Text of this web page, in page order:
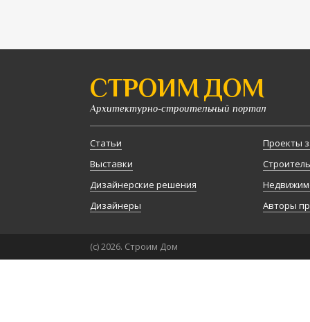
СТРОИМ ДОМ
Архитектурно-строительный портал
Статьи
Выставки
Дизайнерские решения
Дизайнеры
Проекты
Авторы
(с) 2026. Строим Дом